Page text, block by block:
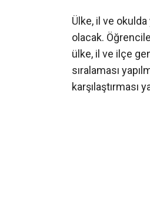
Ülke, il ve okulda
olacak.
ülke, il ve ilçe
sıralaması
karşılaştırması